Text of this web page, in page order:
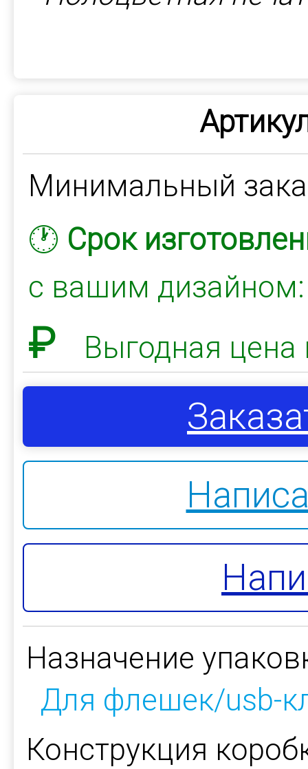
Минимальный
🕐 Срок
с вашим
₽ Выгодная
Назначение
Для флешек/usb-
Конструкция